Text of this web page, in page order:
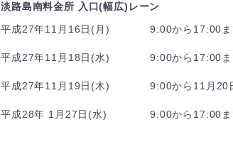
淡路島南料金所 入口(幅広)レーン
平成27年11月16日(月)
9:00から17:00
平成27年11月18日(水) 9:00から17:00
平成27年11月19日(木) 9:00から11月20
平成28年 1月27日(水) 9:00から17:00